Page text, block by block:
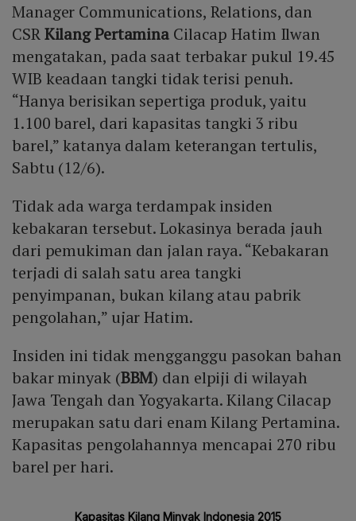
Manager Communications, Relations, dan
CSRKilang Pertamina Cilacap Hatim Ilwan
mengatakan, pada saat terbakar pukul 19.45
WIB keadaan tangki tidak terisi penuh.
“Hanya berisikan sepertiga produk, yaitu
1.100 barel, dari kapasitas tangki 3 ribu
barel,” katanya dalam keterangan tertulis,
Sabtu (12/6).
Tidak ada warga terdampak insiden
kebakaran tersebut. Lokasinya berada jauh
dari pemukiman dan jalan raya. “Kebakaran
terjadi di salah satu area tangki
penyimpanan, bukan kilang atau pabrik
pengolahan,” ujar Hatim.
Insiden ini tidak mengganggu pasokan bahan
bakar minyak (BBM) dan elpiji di wilayah
Jawa Tengah dan Yogyakarta. Kilang Cilacap
merupakan satu dari enam Kilang Pertamina.
Kapasitas pengolahannya mencapai 270 ribu
barel per hari.